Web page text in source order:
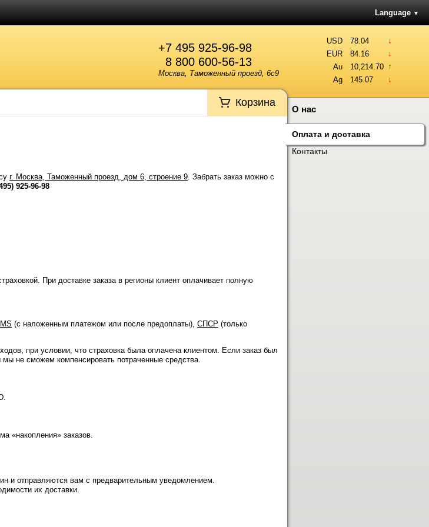
Language ▼
+7 495 925-96-98
8 800 600-56-13
Москва, Таможенный проезд, 6с9
USD 78.04 ↓
EUR 84.16 ↓
Au 10,214.70 ↑
Ag 145.07 ↓
Корзина
г. Москва, Таможенный проезд, дом 6, строение 9. Забрать заказ можно с
925-96-98
При доставке заказа в регионы клиент оплачивает полную
(с наложенным платежом или после предоплаты), СПСР (только
при условии, что страховка была оплачена клиентом. Если заказ был
не сможем компенсировать потраченные средства.
«накопления» заказов.
и отправляются вам с предварительным уведомлением.
их доставки.
О нас
Оплата и доставка
Контакты